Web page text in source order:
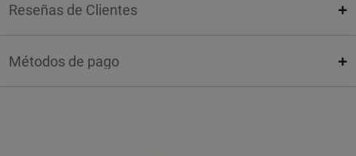
Reseñas de Clientes
Métodos de pago